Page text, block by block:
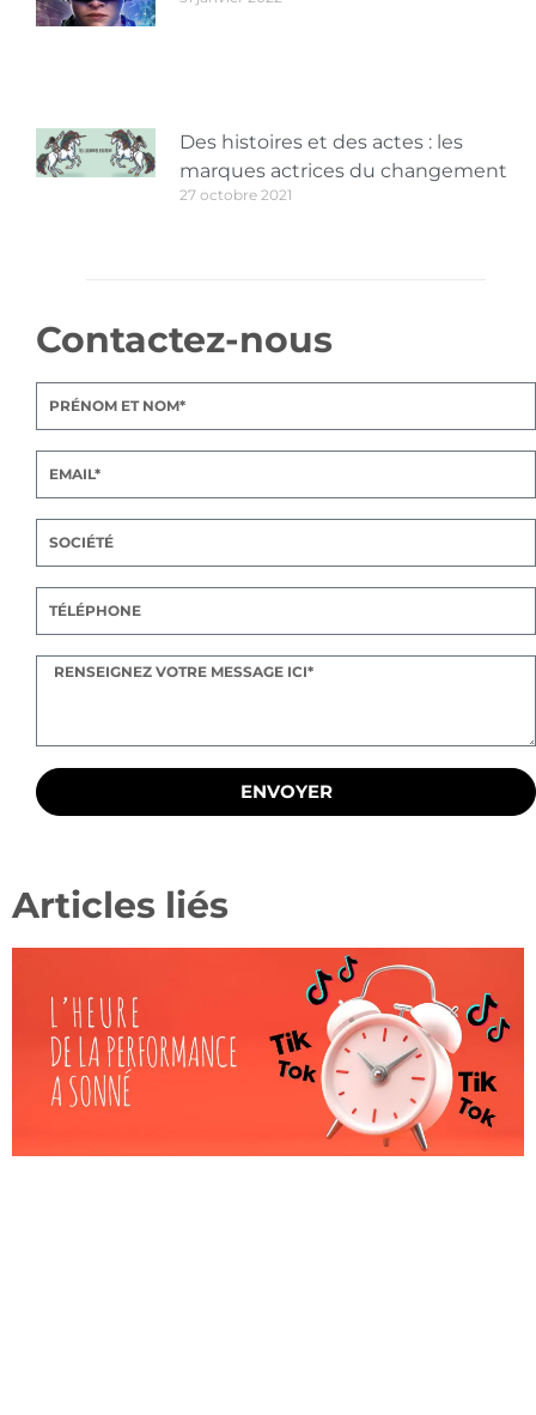
Des histoires et des actes : les
marques actrices du changement
27 octobre 2021
Contactez-nous
ENVOYER
Articles liés